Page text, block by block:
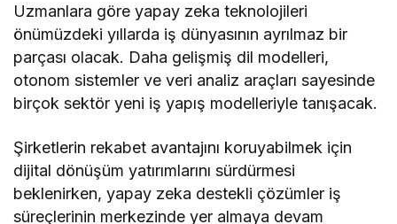
Uzmanlara göre yapay zeka teknolojileri
önümüzdeki yıllarda iş dünyasının ayrılmaz bir
parçası olacak. Daha gelişmiş dil modelleri,
otonom sistemler ve veri analiz araçları sayesinde
birçok sektör yeni iş yapış modelleriyle tanışacak.
Şirketlerin rekabet avantajını koruyabilmek için
dijital dönüşüm yatırımlarını sürdürmesi
beklenirken, yapay zeka destekli çözümler iş
süreçlerinin merkezinde yer almaya devam